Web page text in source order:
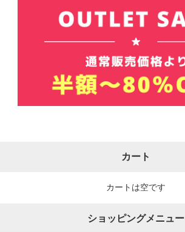
カート
カートは空です
ショッピングメニュー